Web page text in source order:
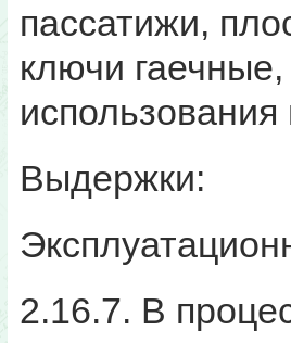
пассатижи,
ключи
Выдержки:
2.16.7. В